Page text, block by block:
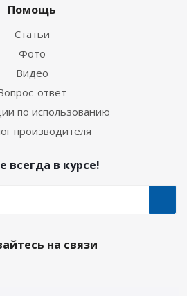
Помощь
Статьи
Фото
Видео
ответ
по использованию
производителя
всегда в курсе!
на связи